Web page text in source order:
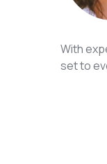
With
set to